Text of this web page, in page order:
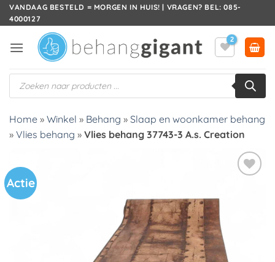
Ga
naar
VANDAAG BESTELD = MORGEN IN HUIS! | VRAGEN? BEL: 085-
4000127
Producten
zoeken
Home » Winkel » Behang » Slaap en woonkamer behang
» Vlies behang » Vlies behang 37743-3 A.s. Creation
Actie
verlanglijst